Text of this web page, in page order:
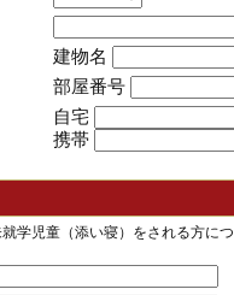
建物名
部屋番号
自宅
携帯
学児童（添い寝）をされる方に